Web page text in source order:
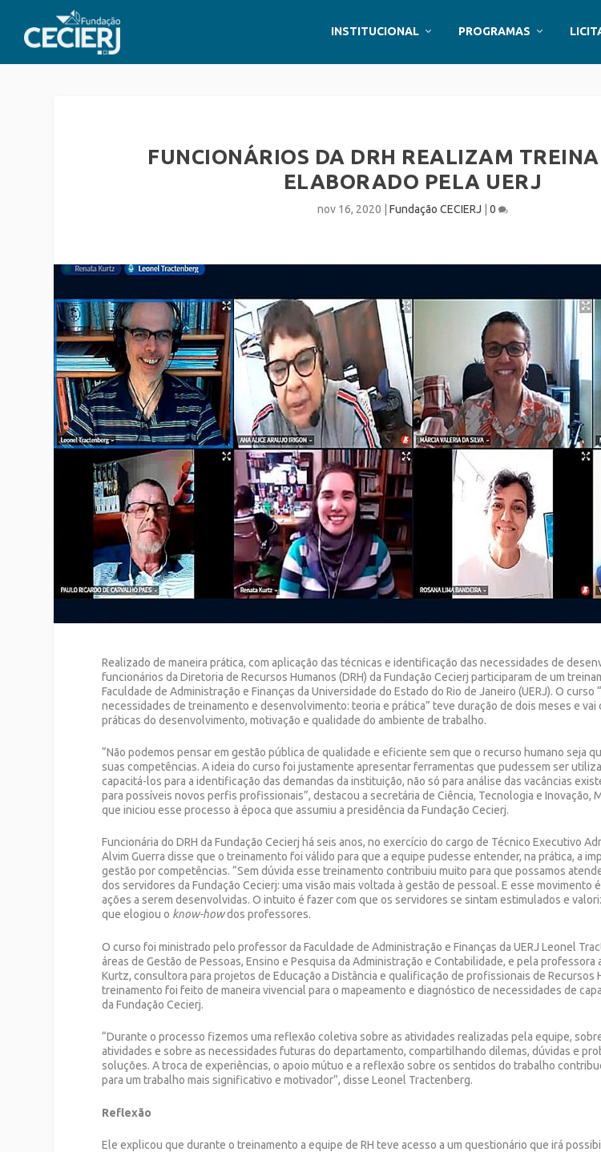
INSTITUCIONAL PROGRAMAS
FUNCIONÁRIOS DA DRH REALIZAM
ELABORADO PELA UERJ
nov 16, 2020 Fundação CECIERJ 0
Realizado de maneira prática, com aplicação das técnicas e identificação das necessidades de
funcionários da Diretoria de Recursos Humanos (DRH) da Fundação Cecierj participaram de um
Faculdade de Administração e Finanças da Universidade do Estado do Rio de Janeiro (UERJ). O curso
necessidades de treinamento e desenvolvimento: teoria e prática” teve duração de dois meses e vai
práticas do desenvolvimento, motivação e qualidade do ambiente de trabalho.
“Não podemos pensar em gestão pública de qualidade e eficiente sem que o recurso humano seja
suas competências. A ideia do curso foi justamente apresentar ferramentas que pudessem ser
capacitá-los para a identificação das demandas da instituição, não só para análise das vacâncias
para possíveis novos perfis profissionais”, destacou a secretária de Ciência, Tecnologia e Inovação,
que iniciou esse processo à época que assumiu a presidência da Fundação Cecierj.
Funcionária do DRH da Fundação Cecierj há seis anos, no exercício do cargo de Técnico Executivo
Alvim Guerra disse que o treinamento foi válido para que a equipe pudesse entender, na prática, a
gestão por competências. “Sem dúvida esse treinamento contribuiu muito para que possamos
dos servidores da Fundação Cecierj: uma visão mais voltada à gestão de pessoal. E esse movimento
ações a serem desenvolvidas. O intuito é fazer com que os servidores se sintam estimulados e
que elogiou o know-howdos professores.
O curso foi ministrado pelo professor da Faculdade de Administração e Finanças da UERJ Leonel
áreas de Gestão de Pessoas, Ensino e Pesquisa da Administração e Contabilidade, e pela professora
Kurtz, consultora para projetos de Educação a Distância e qualificação de profissionais de Recursos
treinamento foi feito de maneira vivencial para o mapeamento e diagnóstico de necessidades de
da Fundação Cecierj.
“Durante o processo fizemos uma reflexão coletiva sobre as atividades realizadas pela equipe,
atividades e sobre as necessidades futuras do departamento, compartilhando dilemas, dúvidas e
soluções. A troca de experiências, o apoio mútuo e a reflexão sobre os sentidos do trabalho
para um trabalho mais significativo e motivador”, disse Leonel Tractenberg.
Reflexão
Ele explicou que durante o treinamento a equipe de RH teve acesso a um questionário que irá